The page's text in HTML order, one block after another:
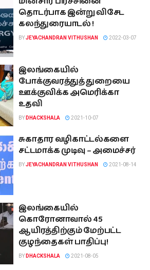
தொடர்பாக இன்று விசேட
கலந்துரையாடல் !
BYJEYACHANDRAN VITHUSHAN 2022-03-07
இலங்கையில்
போக்குவரத்துத் துறையை
ஊக்குவிக்க அமெரிக்கா
உதவி
BY DHACKSHALA 2021-10-07
சுகாதார வழிகாட்டல்களை
சட்டமாக்க முடிவு – அமைச்சர்
BYJEYACHANDRAN VITHUSHAN 2021-08-14
இலங்கையில்
கொரோனாவால் 45
ஆயிரத்திற்கும் மேற்பட்ட
குழந்தைகள் பாதிப்பு!
BY DHACKSHALA 2021-08-05